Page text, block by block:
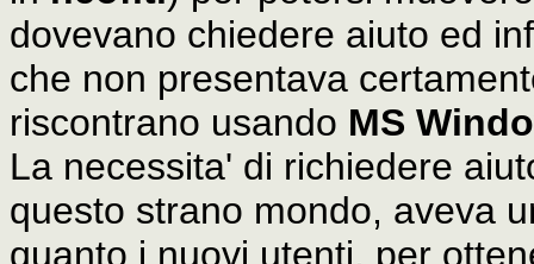
dovevano chiedere aiuto ed
che non presentava
riscontrano usando MS
La necessita' di richiedere
questo strano mondo, aveva
quanto i nuovi utenti, per